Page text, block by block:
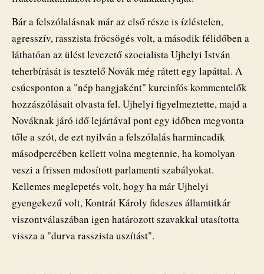
Bár a felszólalásnak már az első része is ízléstelen,
agresszív, rasszista fröcsögés volt, a második félidőben a
láthatóan az ülést levezető szocialista Ujhelyi István
teherbírását is tesztelő Novák még rátett egy lapáttal. A
csúcsponton a "nép hangjaként" kurcinfós kommentelők
hozzászólásait olvasta fel. Ujhelyi figyelmeztette, majd a
Nováknak járó idő lejártával pont egy időben megvonta
tőle a szót, de ezt nyilván a felszólalás harmincadik
másodpercében kellett volna megtennie, ha komolyan
veszi a frissen mdosított parlamenti szabályokat.
Kellemes meglepetés volt, hogy ha már Ujhelyi
gyengekezű volt, Kontrát Károly fideszes államtitkár
viszontválaszában igen határozott szavakkal utasította
vissza a "durva rasszista uszítást".